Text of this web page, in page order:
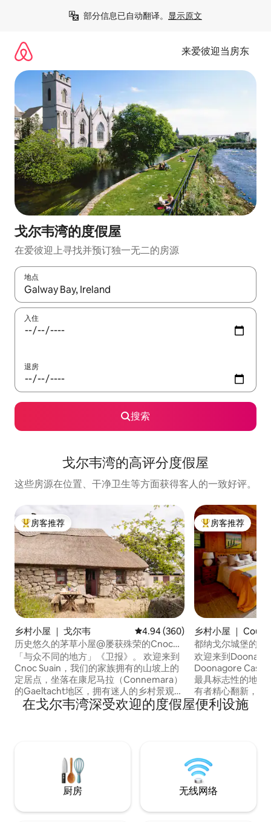
部分信息已自动翻译。 显示原文
来爱彼迎当房东
戈尔韦湾的度假屋
在爱彼迎上寻找并预订独一无二的房源
地点
如有搜索结果，请使用上下方向键查看，或通过点击或滑动手势
入住
退房
搜索
戈尔韦湾的高评分度假屋
这些房源在位置、干净卫生等方面获得客人的一致好评。
热门「房客推荐」
房客推荐
乡村小屋 ｜ 戈尔韦 平均评分 4.94 分（满分 5 分），
4.94 (360)
历史悠久的茅草小屋@屡获殊荣的Cnoc
Suain
「与众不同的地方」《卫报》。 欢迎来到
Cnoc Suain，我们的家族拥有的山坡上的
定居点，坐落在康尼马拉（Connemara）
的Gaeltacht地区，拥有迷人的乡村景观。
位于两个村庄之间的热门自行车路线上：
Spiddal（6.5公里），可欣赏海滩、工艺品
全沉浸在康尼马拉的野外美景中。
热门「房客推荐」
房客推荐
乡村小屋 ｜
都纳戈尔城堡的乡
欢迎来到
Doonagore
最具标志性的地标
有者精心翻新，将
代化设施融为一体
假体验。 步行10-
纪城堡。
在戈尔韦湾深受欢迎的度假屋便利设施
厨房 无线网络